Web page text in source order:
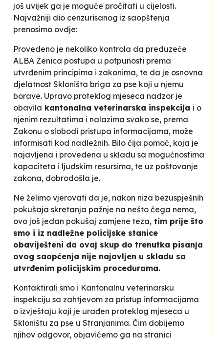
još uvijek ga je moguće pročitati u cijelosti.
Najvažniji dio cenzurisanog iz saopštenja
prenosimo ovdje:
Provedeno je nekoliko kontrola da preduzeće
ALBA Zenica postupa u potpunosti prema
utvrđenim principima i zakonima, te da je osnovna
djelatnost Skloništa briga za pse koji u njemu
borave. Upravo proteklog mjeseca nadzor je
obavila kantonalna veterinarska inspekcija i o
njenim rezultatima i nalazima svako se, prema
Zakonu o slobodi pristupa informacijama, može
informisati kod nadležnih. Bilo čija pomoć, koja je
najavljena i provedena u skladu sa mogućnostima
kapaciteta i ljudskim resursima, te uz poštovanje
zakona, dobrodošla je.
Ne želimo vjerovati da je, nakon niza bezuspješnih
pokušaja skretanja pažnje na nešto čega nema,
ovo još jedan pokušaj zamjene teza, tim prije što
smo i iz nadležne policijske stanice
obaviješteni da ovaj skup do trenutka pisanja
ovog saopćenja nije najavljen u skladu sa
utvrđenim policijskim procedurama.
Kontaktirali smo i Kantonalnu veterinarsku
inspekciju sa zahtjevom za pristup informacijama
o izvještaju koji je urađen proteklog mjeseca u
Skloništu za pse u Stranjanima. Čim dobijemo
njihov odgovor, objavićemo ga na stranici